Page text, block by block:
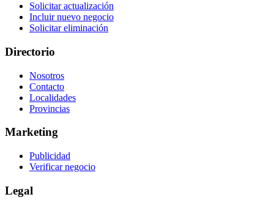
Solicitar actualización
Incluir nuevo negocio
Solicitar eliminación
Directorio
Nosotros
Contacto
Localidades
Provincias
Marketing
Publicidad
Verificar negocio
Legal